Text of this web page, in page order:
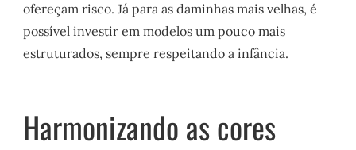
ofereçam risco. Já para as daminhas mais velhas, é
possível investir em modelos um pouco mais
estruturados, sempre respeitando a infância.
Harmonizando as cores